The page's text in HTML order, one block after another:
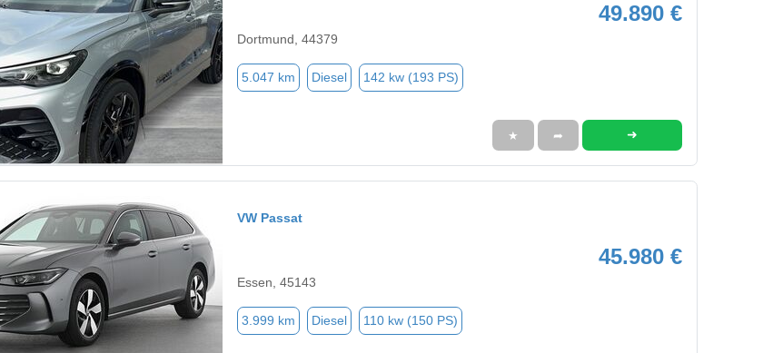
49.890 €
Dortmund, 44379
5.047 km Diesel 142 kw (193 PS)
★ ➦ ➜
VW Passat
45.980 €
Essen, 45143
3.999 km Diesel 110 kw (150 PS)